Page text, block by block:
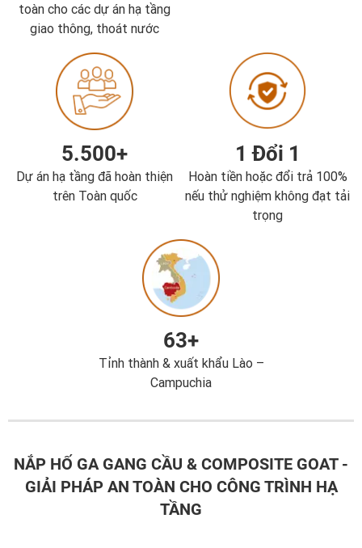
toàn cho các dự án hạ tầng
giao thông, thoát nước
5.500+
Dự án hạ tầng đã hoàn thiện
trên Toàn quốc
1 Đổi 1
Hoàn tiền hoặc đổi trả 100%
nếu thử nghiệm không đạt tải
trọng
63+
Tỉnh thành & xuất khẩu Lào –
Campuchia
NẮP HỐ GA GANG CẦU & COMPOSITE GOAT -
GIẢI PHÁP AN TOÀN CHO CÔNG TRÌNH HẠ
TẦNG